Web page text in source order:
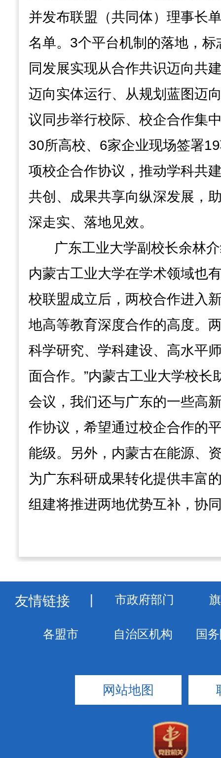
并发布联盟（共同体）理事长
名单。3个平台机制的落地，
同发展实现从合作共识迈向共
迈向实体运行、从规划蓝图迈
议同步举行校际、校企合作集
30所高校、6家企业现场签署
项校企合作协议，推动学科共
共创、成果共享向纵深发展，
深走实、落地见效。
广东工业大学副校长余林
内蒙古工业大学在学术领域也
校联盟成立后，两校合作进入
地高等教育深度合作的高度。
科学研究、学科建设、高水平
面合作。”内蒙古工业大学校长
会议，我们还与广东的一些高
作协议，希望通过校企合作的
能级。另外，内蒙古在能源、
为广东科研成果转化提供丰富
组建将推进两地优势互补，协
友情链接
网站地图